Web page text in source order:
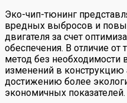
Эко-чип-тюнинг
вредных выбросов и
двигателя за счет
обеспечения. В отличие от
метод без необходимости
изменений в конструкцию
достижению более
экономичных показателей.